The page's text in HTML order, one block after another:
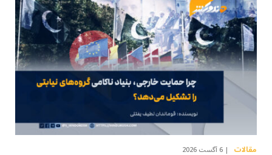
مقالات 6 آگست 2026